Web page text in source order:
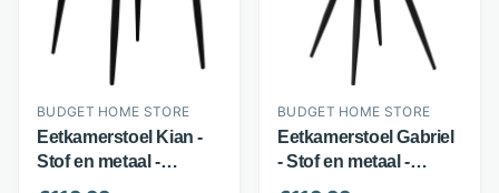
BUDGET HOME STORE
Eetkamerstoel Kian -
Stof en metaal -
Sierstiksels - Antraciet
BUDGET HOME STORE
Eetkamerstoel Gabriel
- Stof en metaal -
Handvat en verticale